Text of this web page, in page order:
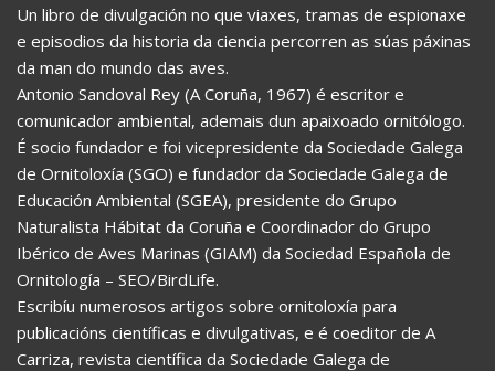
Un libro de divulgación no que viaxes, tramas de espionaxe
e episodios da historia da ciencia percorren as súas páxinas
da man do mundo das aves.
Antonio Sandoval Rey (A Coruña, 1967) é escritor e
comunicador ambiental, ademais dun apaixoado ornitólogo.
É socio fundador e foi vicepresidente da Sociedade Galega
de Ornitoloxía (SGO) e fundador da Sociedade Galega de
Educación Ambiental (SGEA), presidente do Grupo
Naturalista Hábitat da Coruña e Coordinador do Grupo
Ibérico de Aves Marinas (GIAM) da Sociedad Española de
Ornitología – SEO/BirdLife.
Escribíu numerosos artigos sobre ornitoloxía para
publicacións científicas e divulgativas, e é coeditor de A
Carriza, revista científica da Sociedade Galega de